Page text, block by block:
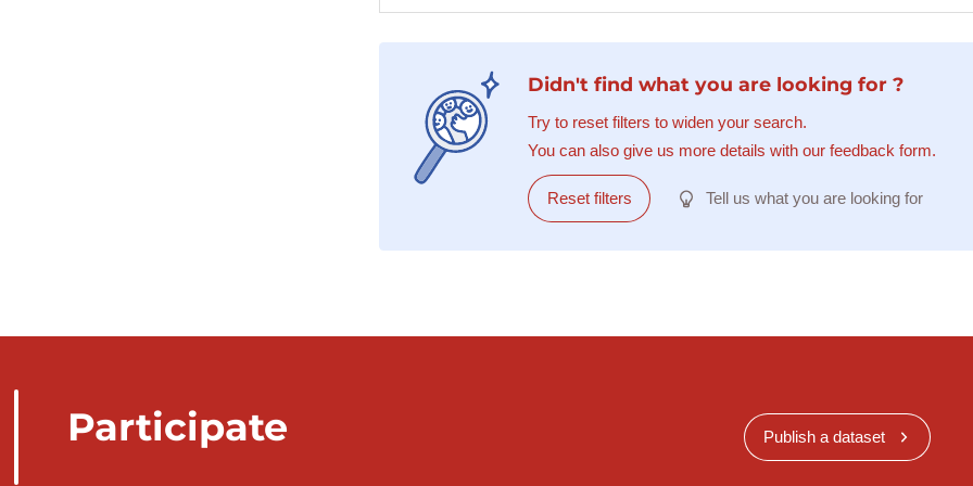
Didn't find what you are looking for ?
Try to reset filters to widen your search.
You can also give us more details with our feedback form.
Reset filters Tell us what you are looking for
Participate Publish a dataset